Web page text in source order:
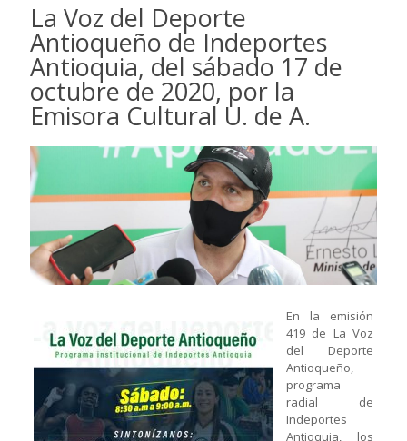
La Voz del Deporte
Antioqueño de Indeportes
Antioquia, del sábado 17 de
octubre de 2020, por la
Emisora Cultural U. de A.
En la emisión
419 de La Voz
del Deporte
Antioqueño,
programa
radial de
Indeportes
Antioquia, los